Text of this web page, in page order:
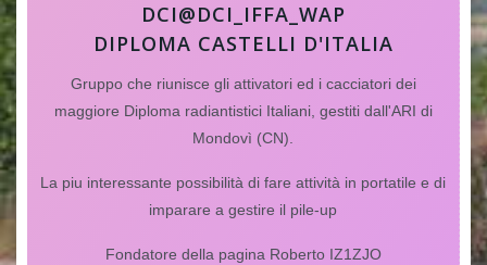
DCI@DCI_IFFA_WAP
DIPLOMA CASTELLI D'ITALIA
Gruppo che riunisce gli attivatori ed i cacciatori dei
maggiore Diploma radiantistici Italiani, gestiti dall'ARI di
Mondovì (CN).
La piu interessante possibilità di fare attività in portatile e di
imparare a gestire il pile-up
Fondatore della pagina Roberto IZ1ZJO